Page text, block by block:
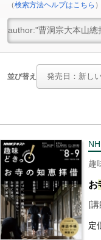
（検索方法ヘルプはこちら ）
並び替え
趣
お
[講
定